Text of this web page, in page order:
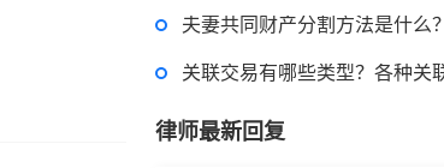
夫妻共同财产分割方法是什么？离婚一
关联交易有哪些类型？各种关联交易之间的区别是什么
律师最新回复
跳跳糖是毒品吗？
2022-11-18 11:21:04